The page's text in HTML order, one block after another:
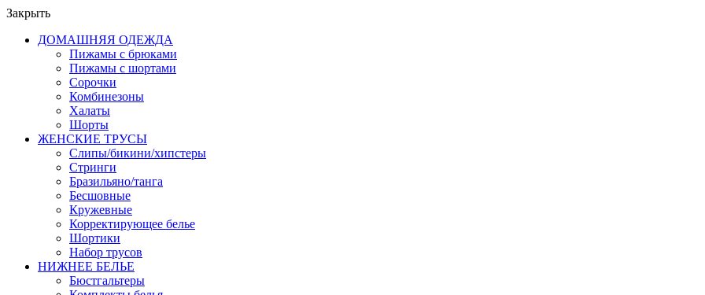
Закрыть
ДОМАШНЯЯ ОДЕЖДА
Пижамы с брюками
Пижамы с шортами
Сорочки
Комбинезоны
Халаты
Шорты
ЖЕНСКИЕ ТРУСЫ
Слипы/бикини/хипстеры
Стринги
Бразильяно/танга
Бесшовные
Кружевные
Корректирующее белье
Шортики
Набор трусов
НИЖНЕЕ БЕЛЬЕ
Бюстгальтеры